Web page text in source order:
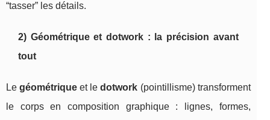
“tasser” les détails.
2) Géométrique et dotwork : la précision avant
tout
Legéométrique et ledotwork (pointillisme) transforment
le corps en composition graphique : lignes, formes,